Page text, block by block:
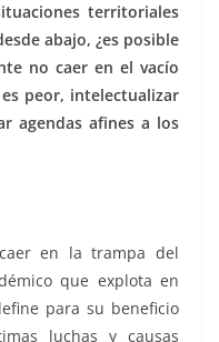
territoriales
abajo, ¿es posible
no caer en el vacío
peor, intelectualizar
agendas afines a los
en la trampa del
que explota en
para su beneficio
luchas y causas